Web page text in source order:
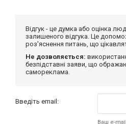
Відгук - це думка або оцінка
залишеного відгука. Це
роз'яснення питань, що
Не дозволяється:
безпідставні заяви, що
самореклама.
Введіть email:
Ваш e-